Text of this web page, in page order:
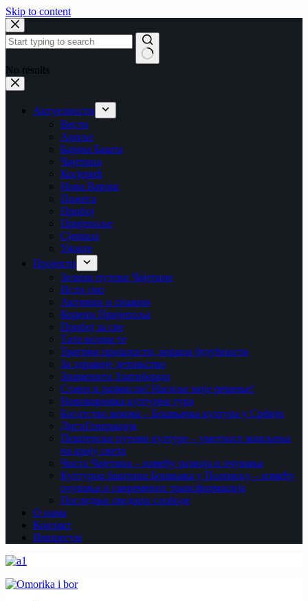
Skip to content
No results
Актуелности
Вести
Ариље
Бајина Башта
Чајетина
Косјерић
Нова Варош
Пожега
Прибој
Пријепоље
Сјеница
Ужице
Пројекти
Зелени путеви Чајетине
Исти смо
Активни и снажни
Корени Пријепоља
Прибој за све
Тата волим те
Трагови прошлости, кораци будућности
За здравије детињство
Знаменити Златиборци
Стани и размисли! Насиље није решење!
Нововарошка културна тура
Богатство векова – Бошњачка култура у Србији
ДигиГенерација
Пештерски путеви културе – уметност живљења
на крају света
Чиста Чајетина – између развоја и очувања
Културна баштина Бошњака у Полимљу – између
очувања и савремених трансформација
Последњи сведоци слободе
О нама
Контакт
Импресум